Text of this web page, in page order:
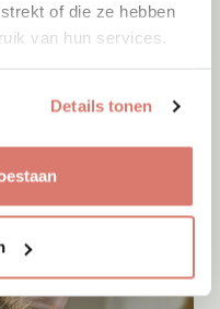
of die ze hebben
van hun services.
Details tonen